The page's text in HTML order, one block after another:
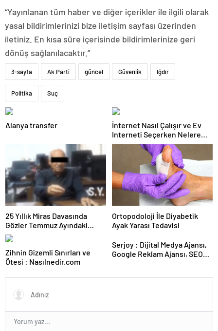
“Yayınlanan tüm haber ve diğer içerikler ile ilgili olarak
yasal bildirimlerinizi bize iletişim sayfası üzerinden
iletiniz. En kısa süre içerisinde bildirimlerinize geri
dönüş sağlanılacaktır.”
3-sayfa Ak Parti güncel Güvenlik Iğdır
Politika Suç
Alanya transfer
İnternet Nasıl Çalışır ve Ev
Interneti Seçerken Nelere
Dikkat Etmelisiniz
25 Yıllık Miras Davasında
Gözler Temmuz Ayındaki
Karar Duruşmasına Çevrildi
Ortopodoloji İle Diyabetik
Ayak Yarası Tedavisi
Zihnin Gizemli Sınırları ve
Ötesi : Nasılnedir.com
Serjoy : Dijital Medya Ajansı,
Google Reklam Ajansı, SEO